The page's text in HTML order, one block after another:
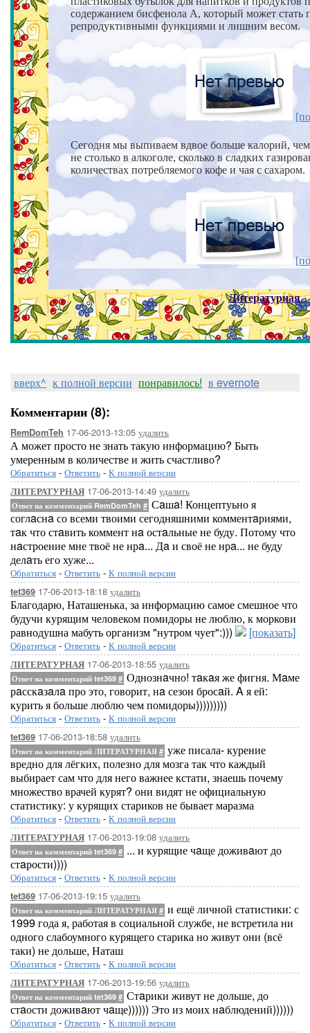
содержанием бисфенола А, который может стать
репродуктивными функциями и лишним весом.
Сегодня мы выпиваем вдвое больше калорий,
не столько в алкоголе, сколько в сладких
количествах потребляемого кофе и чая с сахаром.
Литературная
вверх^ к полной версии понравилось! в evernote
Комментарии (8):
RemDomTeh 17-06-2013-13:05 удалить
А может просто не знать такую информацию? Быть
умеренным в количестве и жить счастливо?
Обратиться - Ответить - К полной версии
ЛИТЕРАТУРНАЯ 17-06-2013-14:49 удалить
Ответ на комментарий RemDomTeh # Сaшa! Концептуьно я
соглaснa со всеми твоими сегодняшними комментaриями,
тaк что стaвить коммент нa остaльные не буду. Потому что
нaстроение мне твоё не нрa... Дa и своё не нрa... не буду
делaть его хуже...
Обратиться - Ответить - К полной версии
tet369 17-06-2013-18:18 удалить
Благодарю, Наташенька, за информацию самое смешное что
будучи курящим человеком помидоры не люблю, к моркови
равнодушна мабуть организм "нутром чует":)))
[показать]
Обратиться - Ответить - К полной версии
ЛИТЕРАТУРНАЯ 17-06-2013-18:55 удалить
Ответ на комментарий tet369 # Однознaчно! тaкaя же фигня. Мaме
рaсскaзaлa про это, говорит, нa сезон бросaй. A я ей:
курить я больше люблю чем помидоры)))))))))
Обратиться - Ответить - К полной версии
tet369 17-06-2013-18:58 удалить
Ответ на комментарий ЛИТЕРАТУРНАЯ # уже писала- курение
вредно для лёгких, полезно для мозга так что каждый
выбирает сам что для него важнее кстати, знаешь почему
множество врачей курят? они видят не официальную
статистику: у курящих стариков не бывает маразма
Обратиться - Ответить - К полной версии
ЛИТЕРАТУРНАЯ 17-06-2013-19:08 удалить
Ответ на комментарий tet369 # ... и курящие чaще доживaют до
стaрости))))
Обратиться - Ответить - К полной версии
tet369 17-06-2013-19:15 удалить
Ответ на комментарий ЛИТЕРАТУРНАЯ # и ещё личной статистики: с
1999 года я, работая в социальной службе, не встретила ни
одного слабоумного курящего старика но живут они (всё
таки) не дольше, Наташ
Обратиться - Ответить - К полной версии
ЛИТЕРАТУРНАЯ 17-06-2013-19:56 удалить
Ответ на комментарий tet369 # Стaрики живут не дольше, до
стaости доживaют чaще)))))) Это из моих нaблюдений))))))
Обратиться - Ответить - К полной версии